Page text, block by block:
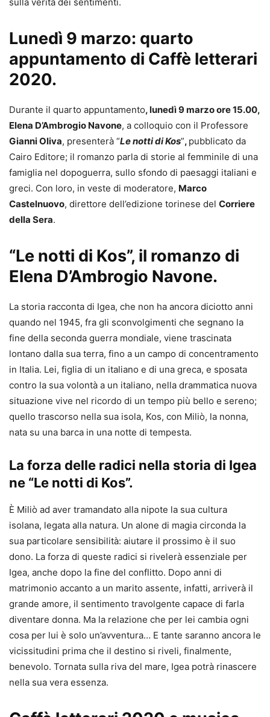
Lunedì 9 marzo: quarto
appuntamento di Caffè letterari
2020.
Durante il quarto appuntamento, lunedì 9 marzo ore 15.00,
Elena D’Ambrogio Navone, a colloquio con il Professore
Gianni Oliva, presenterà “Le notti di Kos”, pubblicato da
Cairo Editore; il romanzo parla di storie al femminile di una
famiglia nel dopoguerra, sullo sfondo di paesaggi italiani e
greci. Con loro, in veste di moderatore, Marco
Castelnuovo, direttore dell’edizione torinese del Corriere
della Sera.
“Le notti di Kos”, il romanzo di
Elena D’Ambrogio Navone.
La storia racconta di Igea, che non ha ancora diciotto anni
quando nel 1945, fra gli sconvolgimenti che segnano la
fine della seconda guerra mondiale, viene trascinata
lontano dalla sua terra, fino a un campo di concentramento
in Italia. Lei, figlia di un italiano e di una greca, e sposata
contro la sua volontà a un italiano, nella drammatica nuova
situazione vive nel ricordo di un tempo più bello e sereno;
quello trascorso nella sua isola, Kos, con Miliò, la nonna,
nata su una barca in una notte di tempesta.
La forza delle radici nella storia di Igea
ne “Le notti di Kos”.
È Miliò ad aver tramandato alla nipote la sua cultura
isolana, legata alla natura. Un alone di magia circonda la
sua particolare sensibilità: aiutare il prossimo è il suo
dono. La forza di queste radici si rivelerà essenziale per
Igea, anche dopo la fine del conflitto. Dopo anni di
matrimonio accanto a un marito assente, infatti, arriverà il
grande amore, il sentimento travolgente capace di farla
diventare donna. Ma la relazione che per lei cambia ogni
cosa per lui è solo un’avventura… E tante saranno ancora le
vicissitudini prima che il destino si riveli, finalmente,
benevolo. Tornata sulla riva del mare, Igea potrà rinascere
nella sua vera essenza.